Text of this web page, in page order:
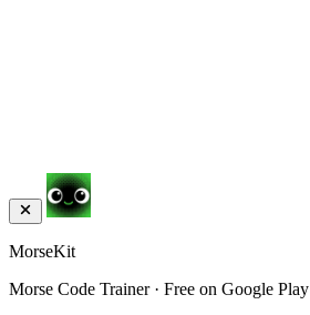
MorseKit
Morse Code Trainer · Free on Google Play